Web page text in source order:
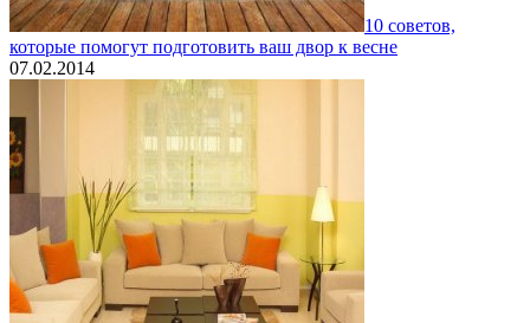
10 советов,
которые помогут подготовить ваш двор к весне
07.02.2014